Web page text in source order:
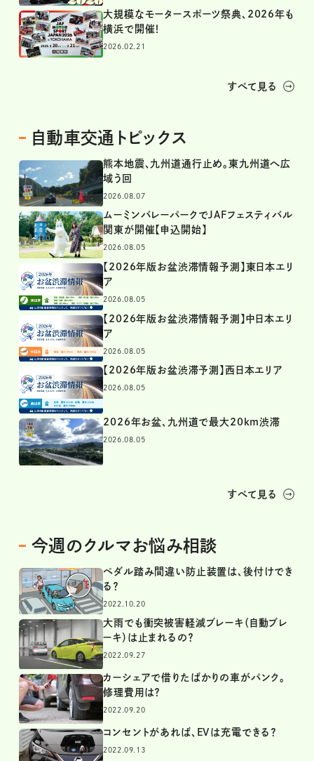
大規模なモータースポーツ祭典、2026年も
横浜で開催！
2026.02.21
すべて見る
自動車交通トピックス
熊本地震、九州道通行止め。東九州道へ広
域う回
2026.08.07
ムーミンバレーパークでJAFフェスティバル
関東が開催【申込開始】
2026.08.05
【2026年版お盆渋滞情報予測】東日本エリ
ア
2026.08.05
【2026年版お盆渋滞情報予測】中日本エリ
ア
2026.08.05
【2026年版お盆渋滞予測】西日本エリア
2026.08.05
2026年お盆、九州道で最大20km渋滞
2026.08.05
すべて見る
今週のクルマお悩み相談
ペダル踏み間違い防止装置は、後付けでき
る？
2022.10.20
大雨でも衝突被害軽減ブレーキ（自動ブレ
ーキ）は止まれるの？
2022.09.27
カーシェアで借りたばかりの車がパンク。
修理費用は？
2022.09.20
コンセントがあれば、EVは充電できる？
2022.09.13